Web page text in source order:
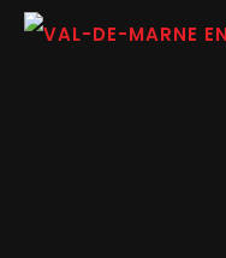
Aller